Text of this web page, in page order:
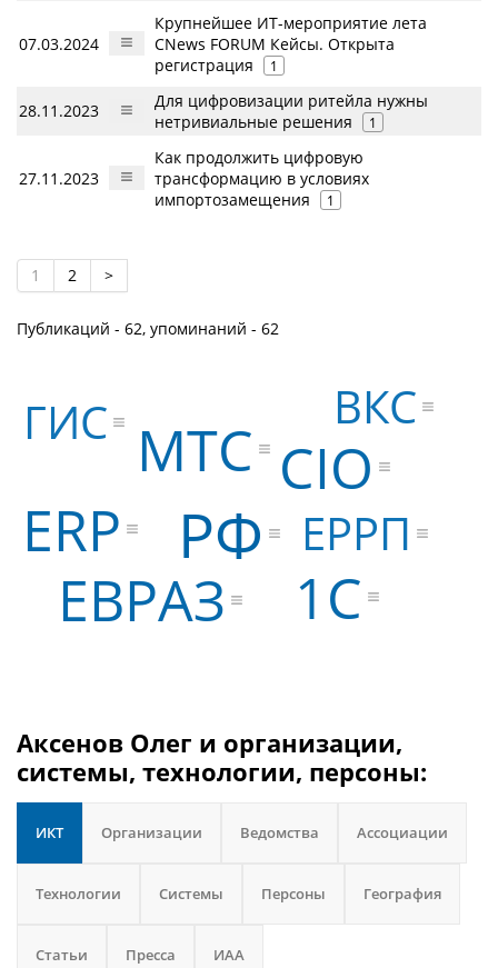
07.03.2024
Крупнейшее ИТ-мероприятие лета
CNews FORUM Кейсы. Открыта
регистрация
1
28.11.2023
Для цифровизации ритейла нужны
нетривиальные решения
1
27.11.2023
Как продолжить цифровую
трансформацию в условиях
импортозамещения
1
1 2 >
Публикаций - 62, упоминаний - 62
РФ
1С
CIO
МТС
ЕВРАЗ
ERP ЕРРП
ГИС ВКС
Аксенов Олег и организации,
системы, технологии, персоны:
ИКТ Организации Ведомства Ассоциации
Технологии Системы Персоны География
Статьи Пресса ИАА